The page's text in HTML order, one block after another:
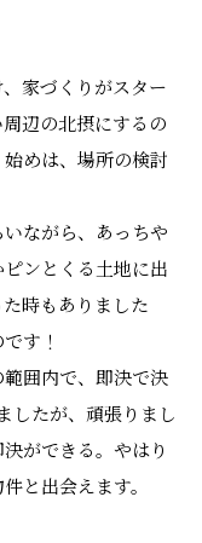
家づくりがスター
辺の北摂にするの
めは、場所の検討
ながら、あっちや
ンとくる土地に出
時もありました
す！
囲内で、即決で決
したが、頑張りまし
ができる。やはり
と出会えます。